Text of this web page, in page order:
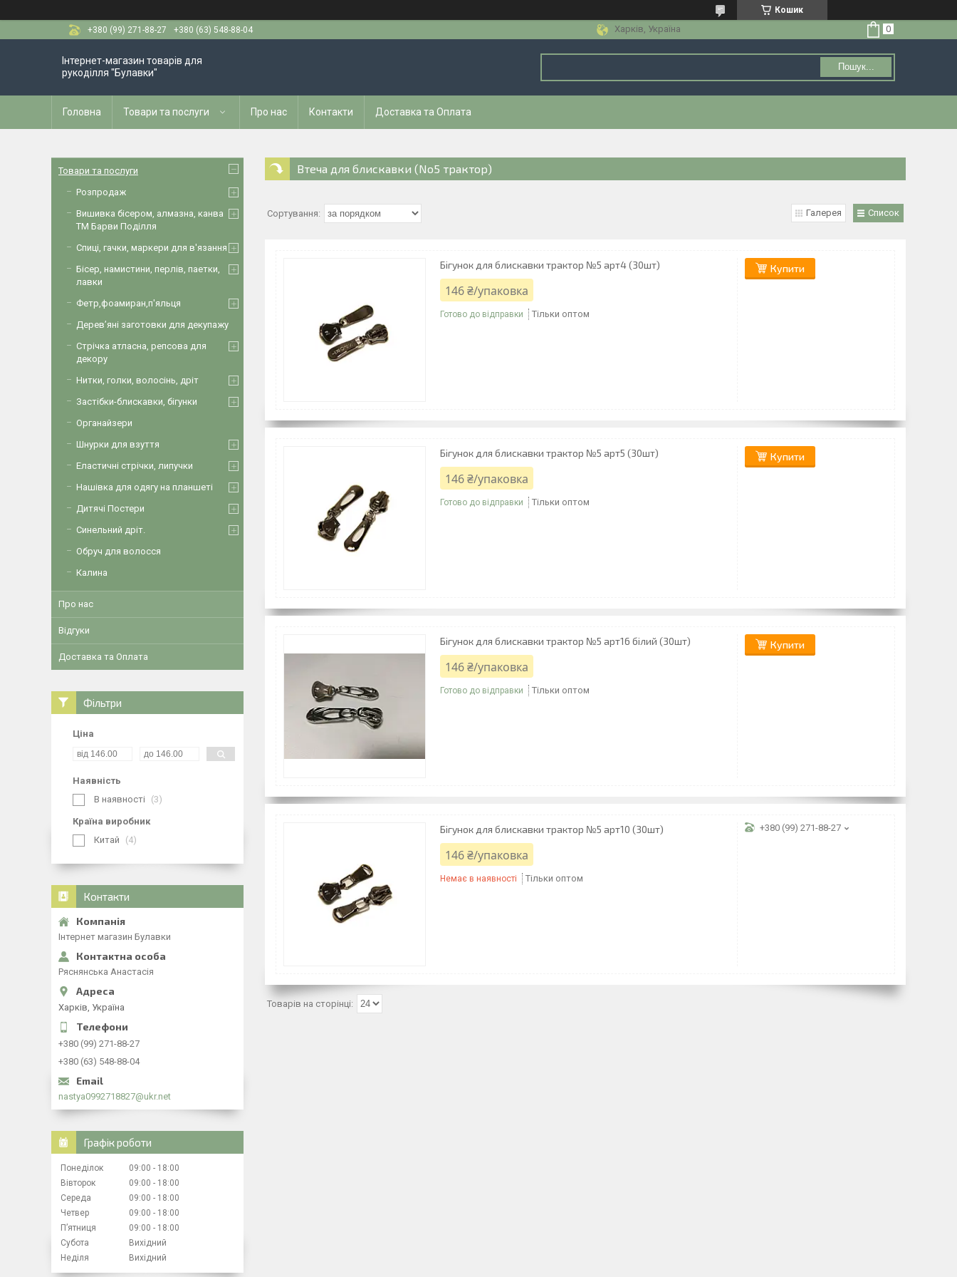
Кошик
+380 (99) 271-88-27
+380 (63) 548-88-04 Харків, Україна
Інтернет-магазин товарів для
рукоділля "Булавки"
Пошук...
Головна Товари та послуги Про нас Контакти Доставка та Оплата
Втеча для блискавки (No5 трактор)
Галерея Список
Бігунок для блискавки трактор №5 арт4 (30шт)
146 ₴/упаковка
Готово до відправки Тільки оптом
Купити
Бігунок для блискавки трактор №5 арт5 (30шт)
146 ₴/упаковка
Готово до відправки Тільки оптом
Купити
Бігунок для блискавки трактор №5 арт16 білий (30шт)
146 ₴/упаковка
Готово до відправки Тільки оптом
Купити
Бігунок для блискавки трактор №5 арт10 (30шт)
146 ₴/упаковка
Немає в наявності Тільки оптом
+380 (99) 271-88-27
Товари та послуги
Розпродаж
Вишивка бісером, алмазна, канва
ТМ Барви Поділля
Спиці, гачки, маркери для в'язання
Бісер, намистини, перлів, паетки,
лавки
Фетр,фоамиран,п'яльця
Дерев’яні заготовки для декупажу
Стрічка атласна, репсова для
декору
Нитки, голки, волосінь, дріт
Застібки-блискавки, бігунки
Органайзери
Шнурки для взуття
Еластичні стрічки, липучки
Нашівка для одягу на планшеті
Дитячі Постери
Синельний дріт.
Обруч для волосся
Калина
Про нас
Відгуки
Доставка та Оплата
Фільтри
Ціна
Наявність
В наявності
3
Країна виробник
Китай
4
Контакти
Інтернет магазин Булавки
Ряснянська Анастасія
Харків, Україна
+380 (99) 271-88-27
+380 (63) 548-88-04
nastya0992718827@ukr.net
Графік роботи
Понеділок 09:00
18:00
Вівторок
09:00
18:00
Середа
09:00
18:00
Четвер
09:00
18:00
Пʼятниця
09:00
18:00
Субота
Вихідний
Неділя
Вихідний